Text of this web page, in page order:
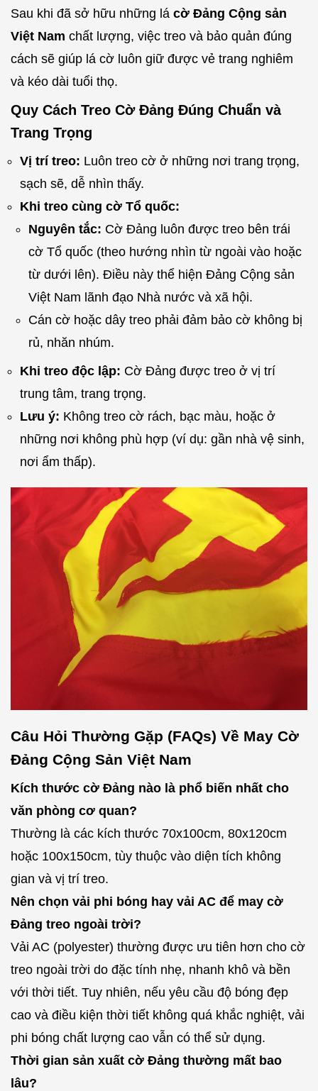
Sau khi đã sở hữu những lá cờ Đảng Cộng sản
Việt Nam chất lượng, việc treo và bảo quản đúng
cách sẽ giúp lá cờ luôn giữ được vẻ trang nghiêm
và kéo dài tuổi thọ.
Quy Cách Treo Cờ Đảng Đúng Chuẩn và
Trang Trọng
Vị trí treo: Luôn treo cờ ở những nơi trang trọng,
sạch sẽ, dễ nhìn thấy.
Khi treo cùng cờ Tổ quốc:
Nguyên tắc: Cờ Đảng luôn được treo bên trái
cờ Tổ quốc (theo hướng nhìn từ ngoài vào hoặc
từ dưới lên). Điều này thể hiện Đảng Cộng sản
Việt Nam lãnh đạo Nhà nước và xã hội.
Cán cờ hoặc dây treo phải đảm bảo cờ không bị
rủ, nhăn nhúm.
Khi treo độc lập: Cờ Đảng được treo ở vị trí
trung tâm, trang trọng.
Lưu ý: Không treo cờ rách, bạc màu, hoặc ở
những nơi không phù hợp (ví dụ: gần nhà vệ sinh,
nơi ẩm thấp).
Câu Hỏi Thường Gặp (FAQs) Về May Cờ
Đảng Cộng Sản Việt Nam
Kích thước cờ Đảng nào là phổ biến nhất cho
văn phòng cơ quan?
Thường là các kích thước 70x100cm, 80x120cm
hoặc 100x150cm, tùy thuộc vào diện tích không
gian và vị trí treo.
Nên chọn vải phi bóng hay vải AC để may cờ
Đảng treo ngoài trời?
Vải AC (polyester) thường được ưu tiên hơn cho cờ
treo ngoài trời do đặc tính nhẹ, nhanh khô và bền
với thời tiết. Tuy nhiên, nếu yêu cầu độ bóng đẹp
cao và điều kiện thời tiết không quá khắc nghiệt, vải
phi bóng chất lượng cao vẫn có thể sử dụng.
Thời gian sản xuất cờ Đảng thường mất bao
lâu?